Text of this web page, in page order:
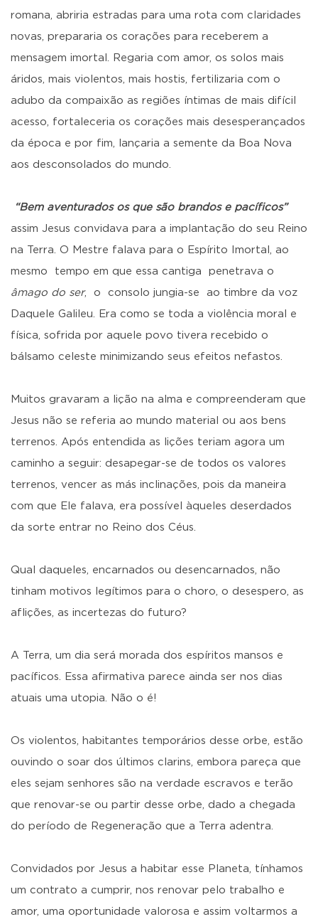
romana, abriria estradas para uma rota com claridades
novas, prepararia os corações para receberem a
mensagem imortal. Regaria com amor, os solos mais
áridos, mais violentos, mais hostis, fertilizaria com o
adubo da compaixão as regiões íntimas de mais difícil
acesso, fortaleceria os corações mais desesperançados
da época e por fim, lançaria a semente da Boa Nova
aos desconsolados do mundo.
“Bem aventurados os que são brandos e pacíficos”
assim Jesus convidava para a implantação do seu Reino
na Terra. O Mestre falava para o Espírito Imortal, ao
mesmo tempo em que essa cantiga penetrava o
âmago do ser, o consolo jungia-se ao timbre da voz
Daquele Galileu. Era como se toda a violência moral e
física, sofrida por aquele povo tivera recebido o
bálsamo celeste minimizando seus efeitos nefastos.
Muitos gravaram a lição na alma e compreenderam que
Jesus não se referia ao mundo material ou aos bens
terrenos. Após entendida as lições teriam agora um
caminho a seguir: desapegar-se de todos os valores
terrenos, vencer as más inclinações, pois da maneira
com que Ele falava, era possível àqueles deserdados
da sorte entrar no Reino dos Céus.
Qual daqueles, encarnados ou desencarnados, não
tinham motivos legítimos para o choro, o desespero, as
aflições, as incertezas do futuro?
A Terra, um dia será morada dos espíritos mansos e
pacíficos. Essa afirmativa parece ainda ser nos dias
atuais uma utopia. Não o é!
Os violentos, habitantes temporários desse orbe, estão
ouvindo o soar dos últimos clarins, embora pareça que
eles sejam senhores são na verdade escravos e terão
que renovar-se ou partir desse orbe, dado a chegada
do período de Regeneração que a Terra adentra.
Convidados por Jesus a habitar esse Planeta, tínhamos
um contrato a cumprir, nos renovar pelo trabalho e
amor, uma oportunidade valorosa e assim voltarmos a